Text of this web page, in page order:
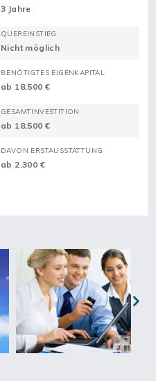
3 Jahre
QUEREINSTIEG
Nicht möglich
BENÖTIGTES EIGENKAPITAL
ab 18.500 €
GESAMTINVESTITION
ab 18.500 €
DAVON ERSTAUSSTATTUNG
ab 2.300 €
Next